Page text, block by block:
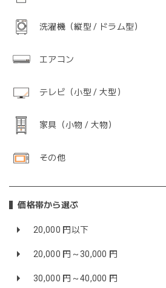
洗濯機（縦型 / ドラム型）
エアコン
テレビ（小型 / 大型）
家具（小物 / 大物）
その他
価格帯から選ぶ
20,000 円以下
20,000 円～30,000 円
30,000 円～40,000 円